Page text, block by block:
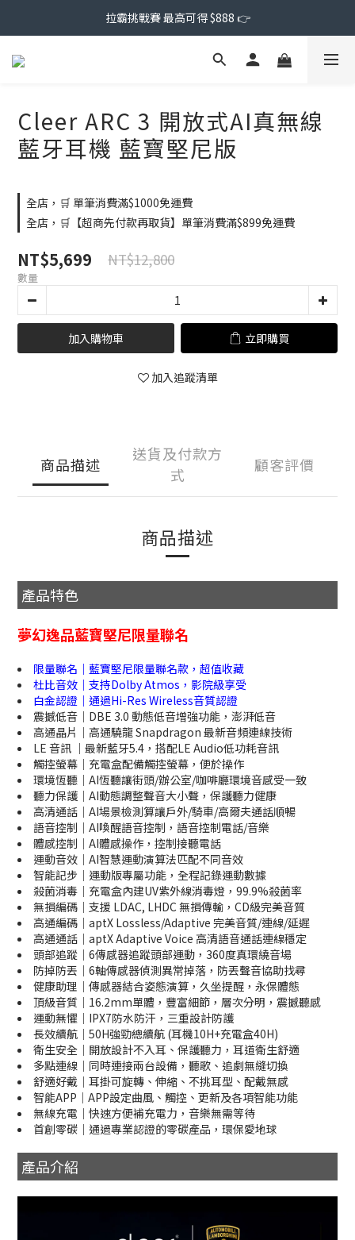
拉霸挑戰賽 最高可得 $888 👉
Cleer ARC 3 開放式AI真無線
藍牙耳機 藍寶堅尼版
全店，🛒 單筆消費滿$1000免運費
全店，🛒【超商先付款再取貨】單筆消費滿$899免運費
NT$5,699 NT$12,800
數量
加入購物車 立即購買
加入追蹤清單
商品描述
送貨及付款方
式
顧客評價
商品描述
產品特色
夢幻逸品藍寶堅尼限量聯名
限量聯名｜藍寶堅尼限量聯名款，超值收藏
杜比音效｜支持Dolby Atmos，影院級享受
白金認證｜通過Hi-Res Wireless音質認證
震撼低音｜DBE 3.0 動態低音增強功能，澎湃低音
高通晶片｜高通驍龍 Snapdragon 最新音頻連線技術
LE 音訊 ｜最新藍牙5.4，搭配LE Audio低功耗音訊
觸控螢幕｜充電盒配備觸控螢幕，便於操作
環境恆聽｜AI恆聽讓街頭/辦公室/咖啡廳環境音感受一致
聽力保護｜AI動態調整聲音大小聲，保護聽力健康
高清通話｜AI場景檢測算讓戶外/騎車/高爾夫通話順暢
語音控制｜AI喚醒語音控制，語音控制電話/音樂
體感控制｜AI體感操作，控制接聽電話
運動音效｜AI智慧運動演算法匹配不同音效
智能記步｜運動版專屬功能，全程記錄運動數據
殺菌消毒｜充電盒內建UV紫外線消毒燈，99.9%殺菌率
無損編碼｜支援 LDAC, LHDC 無損傳輸，CD級完美音質
高通編碼｜aptX Lossless/Adaptive 完美音質/連線/延遲
高通通話｜aptX Adaptive Voice 高清語音通話連線穩定
頭部追蹤｜6傳感器追蹤頭部運動，360度真環繞音場
防掉防丟｜6軸傳感器偵測異常掉落，防丟聲音協助找尋
健康助理｜傳感器結合姿態演算，久坐提醒，永保體態
頂級音質｜16.2mm單體，豐富細節，層次分明，震撼聽感
運動無懼｜IPX7防水防汗，三重設計防護
長效續航｜50H強勁總續航 (耳機10H+充電盒40H)
衛生安全｜開放設計不入耳、保護聽力，耳道衛生舒適
多點連線｜同時連接兩台設備，聽歌、追劇無縫切換
舒適好戴｜耳掛可旋轉、伸縮、不挑耳型、配戴無感
智能APP｜APP設定曲風、觸控、更新及各項智能功能
無線充電｜快速方便補充電力，音樂無需等待
首創零碳｜通過專業認證的零碳產品，環保愛地球
產品介紹